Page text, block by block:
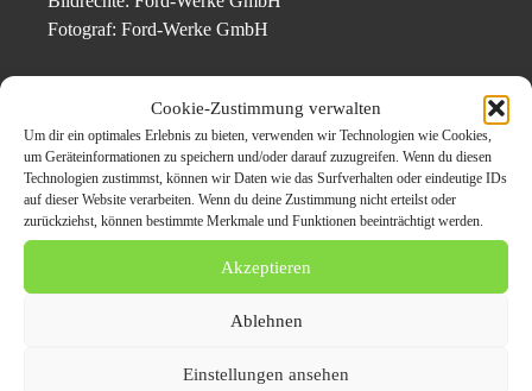
Cookie-Zustimmung verwalten
Um dir ein optimales Erlebnis zu bieten, verwenden wir Technologien wie Cookies,
um Geräteinformationen zu speichern und/oder darauf zuzugreifen. Wenn du diesen
Technologien zustimmst, können wir Daten wie das Surfverhalten oder eindeutige IDs
auf dieser Website verarbeiten. Wenn du deine Zustimmung nicht erteilst oder
zurückziehst, können bestimmte Merkmale und Funktionen beeinträchtigt werden.
Akzeptieren
Ablehnen
Einstellungen ansehen
Fotograf: Ford-Werke GmbH
Themen zum Beitrag
Ford-Beschäftigte
unterstützen im
„Freiwilligen-Monat“ 46
ehrenamtliche Projekte
Ford-Werke Köln